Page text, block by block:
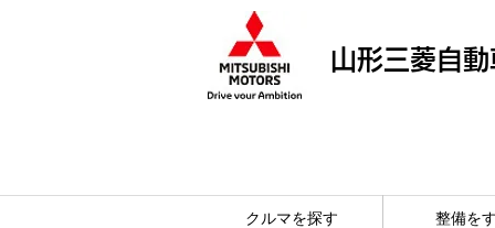
山形三菱自
クルマを探す 整備を